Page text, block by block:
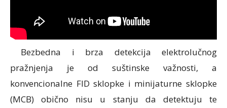
Bezbedna i brza detekcija elektrolučnog
pražnjenja je od suštinske važnosti, a
konvencionalne FID sklopke i minijaturne sklopke
(MCB) obično nisu u stanju da detektuju te